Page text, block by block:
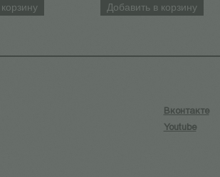
Добавить в корзину
Вконтакте
Youtube